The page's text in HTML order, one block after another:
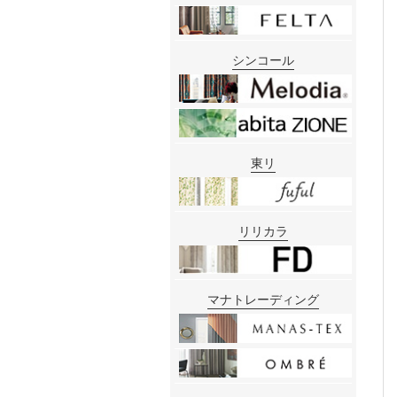
シンコール
東リ
リリカラ
マナトレーディング